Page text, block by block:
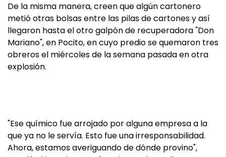
De la misma manera, creen que algún cartonero
metió otras bolsas entre las pilas de cartones y así
llegaron hasta el otro galpón de recuperadora "Don
Mariano", en Pocito, en cuyo predio se quemaron tres
obreros el miércoles de la semana pasada en otra
explosión.
"Ese químico fue arrojado por alguna empresa a la
que ya no le servía. Esto fue una irresponsabilidad.
Ahora, estamos averiguando de dónde provino",